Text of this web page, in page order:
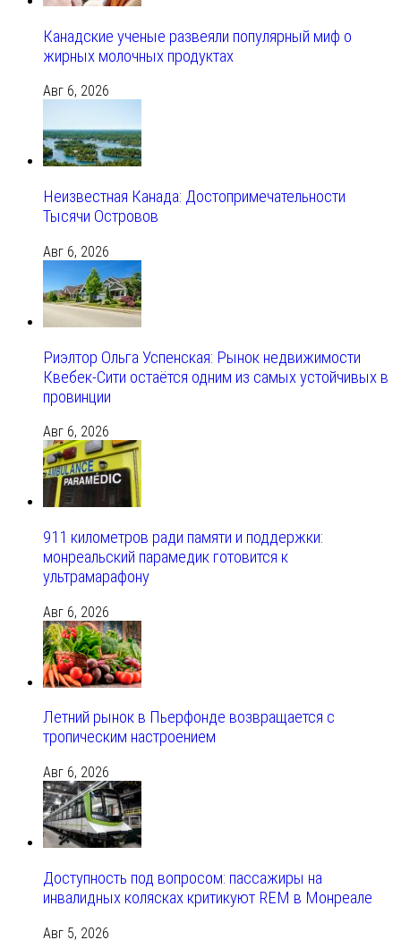
Канадские ученые развеяли популярный миф о
жирных молочных продуктах
Авг 6, 2026
Неизвестная Канада: Достопримечательности
Тысячи Островов
Авг 6, 2026
Риэлтор Ольга Успенская: Рынок недвижимости
Квебек-Сити остаётся одним из самых устойчивых в
провинции
Авг 6, 2026
911 километров ради памяти и поддержки:
монреальский парамедик готовится к
ультрамарафону
Авг 6, 2026
Летний рынок в Пьерфонде возвращается с
тропическим настроением
Авг 6, 2026
Доступность под вопросом: пассажиры на
инвалидных колясках критикуют REM в Монреале
Авг 5, 2026